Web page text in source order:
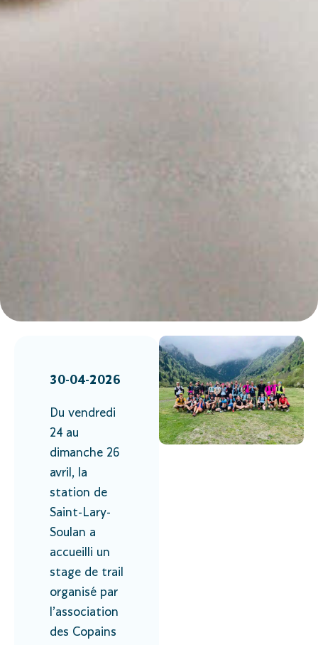
30-04-2026
Du vendredi
24 au
dimanche 26
avril, la
station de
Saint-Lary-
Soulan a
accueilli un
stage de trail
organisé par
l’association
des Copains